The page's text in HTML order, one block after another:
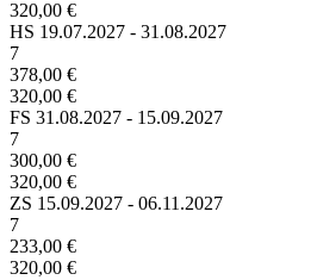
320,00 €
HS 19.07.2027 - 31.08.2027
7
378,00 €
320,00 €
FS 31.08.2027 - 15.09.2027
7
300,00 €
320,00 €
ZS 15.09.2027 - 06.11.2027
7
233,00 €
320,00 €